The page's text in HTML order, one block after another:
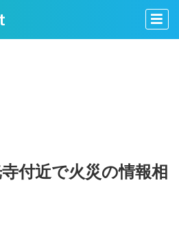
付近で火災の情報相